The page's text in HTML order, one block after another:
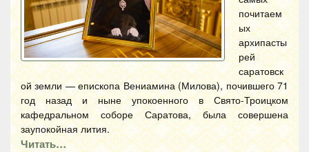
почитаем
ых
архипасты
рей
саратовск
ой земли — епископа Вениамина (Милова), почившего 71
год назад и ныне упокоенного в Свято-Троицком
кафедральном соборе Саратова, была совершена
заупокойная лития.
Читать…